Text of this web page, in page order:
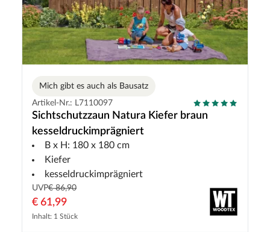
Mich gibt es auch als Bausatz
Artikel-Nr.: L7110097
Sichtschutzzaun Natura Kiefer braun
kesseldruckimprägniert
B x H: 180 x 180 cm
Kiefer
kesseldruckimprägniert
UVP€ 86,90
€ 61,99
Inhalt: 1 Stück